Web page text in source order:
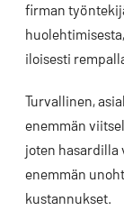
firman
iloisesti
Turvallinen,
enemmän
joten hasardilla
enemmän
kustannukset.